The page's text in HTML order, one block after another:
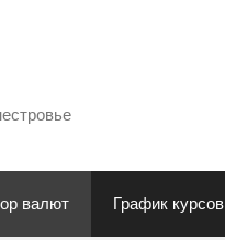
валют График курсов